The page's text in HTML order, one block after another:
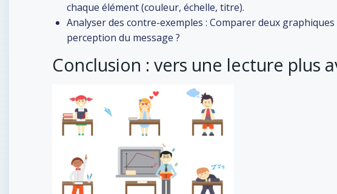
chaque élément (couleur, échelle, titre).
Analyser des contre-exemples : Comparer deux
perception du message ?
Conclusion : vers une lecture plus